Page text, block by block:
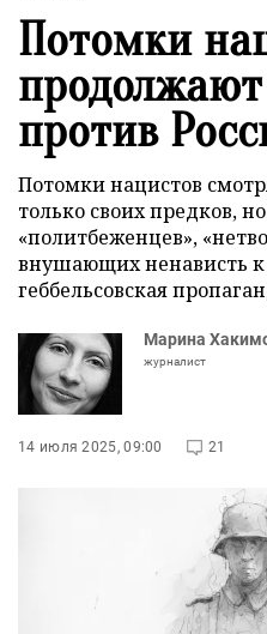
Потомки
против
Потомки нацистов
только своих предков,
«политбеженцев»,
внушающих ненависть
геббельсовская
Марина
журналист
14 июля 2025, 09:00 21